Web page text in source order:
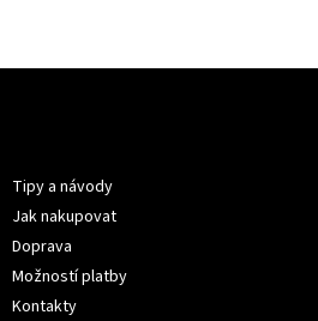
Tipy a návody
Jak nakupovat
Doprava
Možností platby
Kontakty